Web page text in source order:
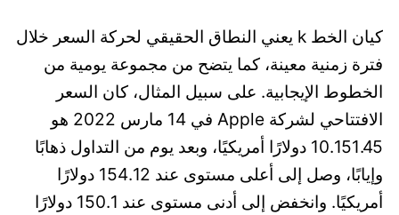
كيان الخط k يعني النطاق الحقيقي لحركة السعر خلال
فترة زمنية معينة، كما يتضح من مجموعة يومية من
الخطوط الإيجابية. على سبيل المثال، كان السعر
الافتتاحي لشركة Apple في 14 مارس 2022 هو
10.151.45 دولارًا أمريكيًا، وبعد يوم من التداول ذهابًا
وإيابًا، وصل إلى أعلى مستوى عند 154.12 دولارًا
أمريكيًا. وانخفض إلى أدنى مستوى عند 150.1 دولارًا